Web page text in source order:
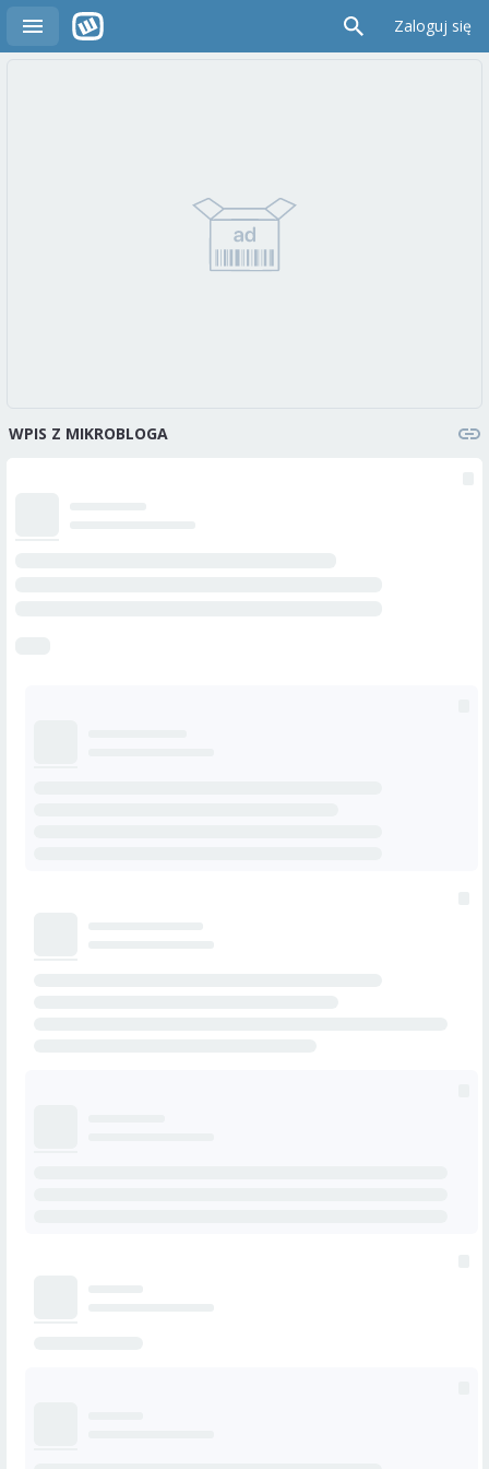
Zaloguj się
WPIS Z MIKROBLOGA